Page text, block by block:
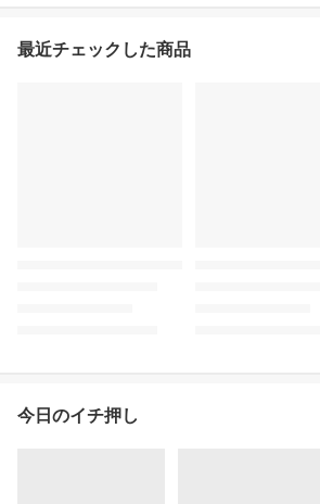
最近チェックした商品
今日のイチ押し